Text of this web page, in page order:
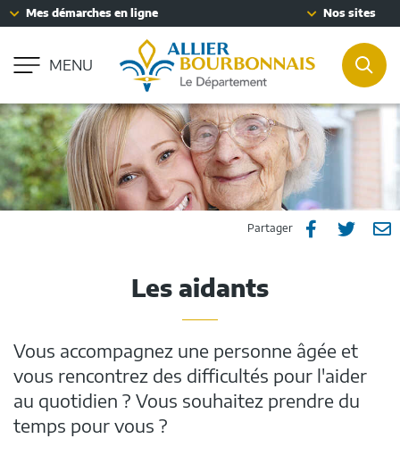
Aller à la recherche
Accessibilité : partiellement conforme
Mes démarches en ligne Nos sites
MENU
Partager Partager
 
Les aidants
Vous accompagnez une personne âgée et
vous rencontrez des difficultés pour l'aider
au quotidien ? Vous souhaitez prendre du
temps pour vous ?
Fenêtre
chat